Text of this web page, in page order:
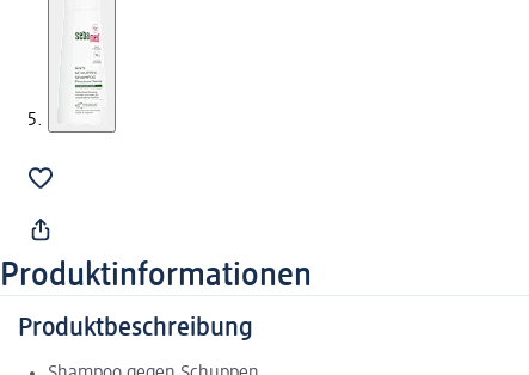
Produktinformationen
Produktbeschreibung